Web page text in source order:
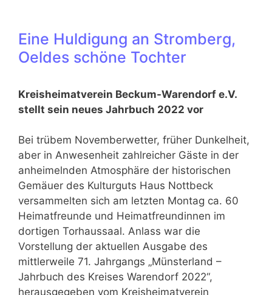
Eine Huldigung an Stromberg,
Oeldes schöne Tochter
Kreisheimatverein Beckum-Warendorf e.V.
stellt sein neues Jahrbuch 2022 vor
Bei trübem Novemberwetter, früher Dunkelheit,
aber in Anwesenheit zahl­reicher Gäste in der
anheimelnden Atmosphäre der historischen
Gemäuer des Kultur­guts Haus Nottbeck
versammelten sich am letzten Montag ca. 60
Heimat­freunde und Heimatfreundinnen im
dortigen Torhaussaal. Anlass war die
Vorstellung der aktuellen Ausgabe des
mittlerweile 71. Jahrgangs „Münsterland –
Jahrbuch des Kreises Warendorf 2022“,
herausgegeben vom Kreisheimat­verein